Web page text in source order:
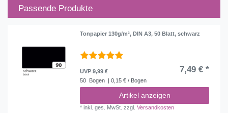
Passende Produkte
Tonpapier 130g/m², DIN A3, 50 Blatt, schwarz
UVP 9,99 € 7,49 € *
50 Bogen | 0,15 € / Bogen
Artikel anzeigen
*inkl. ges. MwSt. zzgl.Versandkosten